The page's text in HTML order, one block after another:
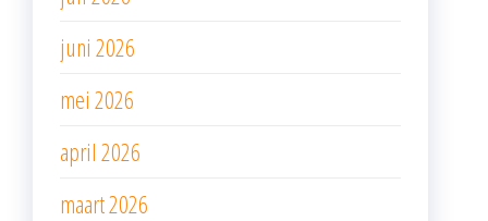
juni 2026
mei 2026
april 2026
maart 2026